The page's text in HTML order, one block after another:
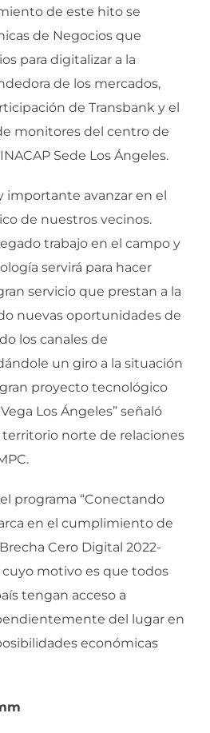
de este hito se
de Negocios que
para digitalizar a la
de los mercados,
de Transbank y el
monitores del centro de
Sede Los Ángeles.
importante avanzar en el
de nuestros vecinos.
trabajo en el campo y
servirá para hacer
servicio que prestan a la
nuevas oportunidades de
los canales de
un giro a la situación
proyecto tecnológico
Los Ángeles” señaló
territorio norte de relaciones
programa “Conectando
en el cumplimiento de
Cero Digital 2022-
cuyo motivo es que todos
tengan acceso a
del lugar en
económicas